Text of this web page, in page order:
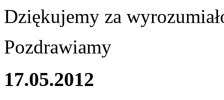
Dziękujemy za
Pozdrawiamy
17.05.2012